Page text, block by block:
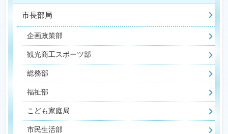
市長部局
企画政策部
観光商工スポーツ部
総務部
福祉部
こども家庭局
市民生活部